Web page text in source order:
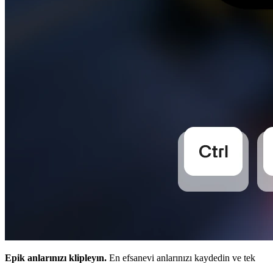
Epik anlarınızı klipleyın. En efsanevi anlarınızı kaydedin ve tek